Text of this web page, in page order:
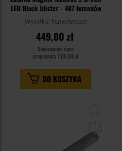
LED Black blister - 487 lumenów
Wysyłka: Natychmiast
449,00 zł
Sugerowana cena
producenta 509,00 zł
DO KOSZYKA